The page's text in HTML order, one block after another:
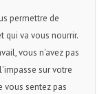
permettre de
qui va vous nourrir.
vous n'avez pas
sur votre
vous sentez pas